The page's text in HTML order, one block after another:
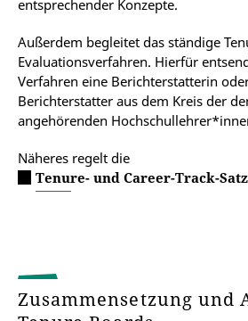
entsprechender Konzepte.
Außerdem begleitet das ständige
Evaluationsverfahren. Hierfür
Verfahren eine Berichterstatterin
Berichterstatter aus dem Kreis der
angehörenden
Näheres regelt die
Tenure- und Career-Track-
Zusammensetzung und